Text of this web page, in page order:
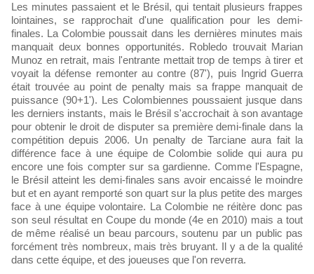
Les minutes passaient et le Brésil, qui tentait plusieurs frappes
lointaines, se rapprochait d'une qualification pour les demi-
finales. La Colombie poussait dans les dernières minutes mais
manquait deux bonnes opportunités. Robledo trouvait Marian
Munoz en retrait, mais l'entrante mettait trop de temps à tirer et
voyait la défense remonter au contre (87'), puis Ingrid Guerra
était trouvée au point de penalty mais sa frappe manquait de
puissance (90+1'). Les Colombiennes poussaient jusque dans
les derniers instants, mais le Brésil s'accrochait à son avantage
pour obtenir le droit de disputer sa première demi-finale dans la
compétition depuis 2006. Un penalty de Tarciane aura fait la
différence face à une équipe de Colombie solide qui aura pu
encore une fois compter sur sa gardienne. Comme l'Espagne,
le Brésil atteint les demi-finales sans avoir encaissé le moindre
but et en ayant remporté son quart sur la plus petite des marges
face à une équipe volontaire. La Colombie ne réitère donc pas
son seul résultat en Coupe du monde (4e en 2010) mais a tout
de même réalisé un beau parcours, soutenu par un public pas
forcément très nombreux, mais très bruyant. Il y a de la qualité
dans cette équipe, et des joueuses que l'on reverra.